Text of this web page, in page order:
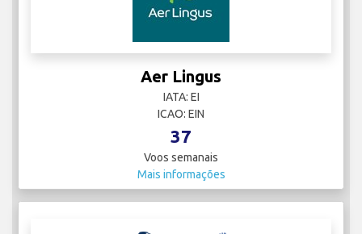
Aer Lingus
IATA: EI
ICAO: EIN
37
Voos semanais
Mais informações